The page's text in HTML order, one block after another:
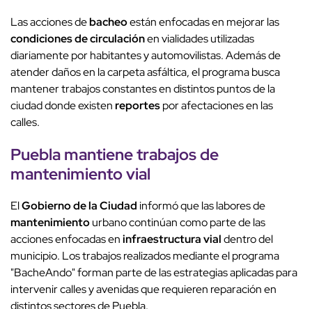
Las acciones debacheoestán enfocadas en mejorar las
condiciones de circulaciónen vialidades utilizadas
diariamente por habitantes y automovilistas. Además de
atender daños en la carpeta asfáltica, el programa busca
mantener trabajos constantes en distintos puntos de la
ciudad donde existenreportespor afectaciones en las
calles.
Puebla mantiene trabajos de
mantenimientovial
ElGobierno de la Ciudadinformó que las labores de
mantenimientourbano continúan como parte de las
acciones enfocadas eninfraestructura vialdentro del
municipio. Los trabajos realizados mediante el programa
"BacheAndo" forman parte de las estrategias aplicadas para
intervenir calles y avenidas que requieren reparación en